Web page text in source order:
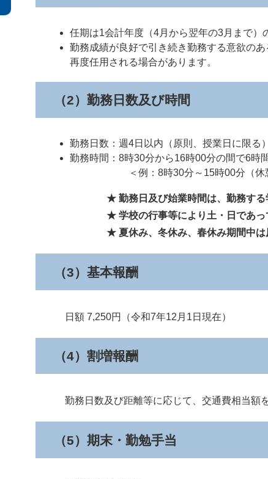
任期は1会計年度（4月から翌年の3月まで）
勤務成績が良好で引き続き勤務する意欲の
再度任用される場合があります。
（2）勤務日数及び時間
勤務日数：週4日以内（原則、授業日に限る
勤務時間：8時30分から16時00分の間で6時
＜例：8時30分～15時00分（休憩
★ 勤務日及び始業時間は、勤務する学
★ 学校の行事等により土・日であって
★ 夏休み、冬休み、春休み期間中は原
（3）基本報酬
日額 7,250円（令和7年12月1日現在）
（4）割増報酬
勤務日数及び距離等に応じて、交通費相当額を
（5）期末・勤勉手当